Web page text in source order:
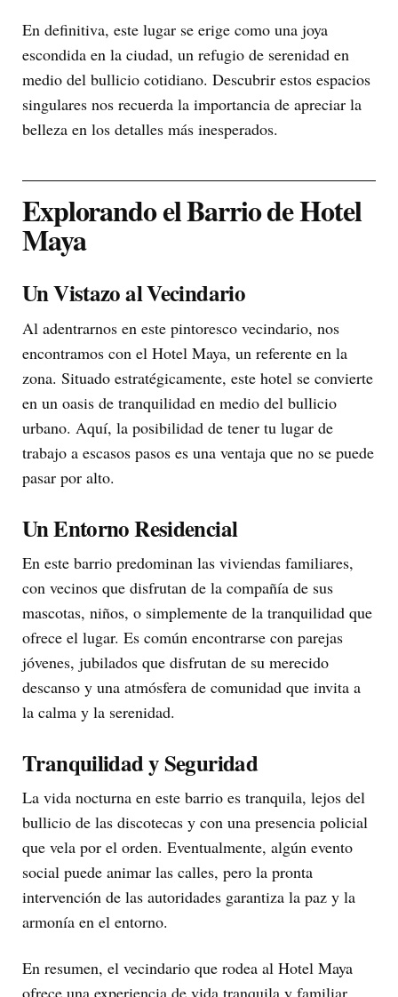
En definitiva, este lugar se erige como una joya
escondida en la ciudad, un refugio de serenidad en
medio del bullicio cotidiano. Descubrir estos espacios
singulares nos recuerda la importancia de apreciar la
belleza en los detalles más inesperados.
Explorando el Barrio de Hotel
Maya
Un Vistazo al Vecindario
Al adentrarnos en este pintoresco vecindario, nos
encontramos con el Hotel Maya, un referente en la
zona. Situado estratégicamente, este hotel se convierte
en un oasis de tranquilidad en medio del bullicio
urbano. Aquí, la posibilidad de tener tu lugar de
trabajo a escasos pasos es una ventaja que no se puede
pasar por alto.
Un Entorno Residencial
En este barrio predominan las viviendas familiares,
con vecinos que disfrutan de la compañía de sus
mascotas, niños, o simplemente de la tranquilidad que
ofrece el lugar. Es común encontrarse con parejas
jóvenes, jubilados que disfrutan de su merecido
descanso y una atmósfera de comunidad que invita a
la calma y la serenidad.
Tranquilidad y Seguridad
La vida nocturna en este barrio es tranquila, lejos del
bullicio de las discotecas y con una presencia policial
que vela por el orden. Eventualmente, algún evento
social puede animar las calles, pero la pronta
intervención de las autoridades garantiza la paz y la
armonía en el entorno.
En resumen, el vecindario que rodea al Hotel Maya